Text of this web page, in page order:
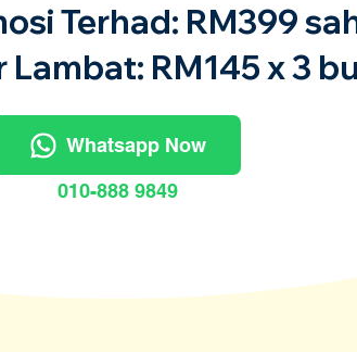
Terhad: RM399
Lambat: RM145 x 3
Whatsapp Now
010-888 9849